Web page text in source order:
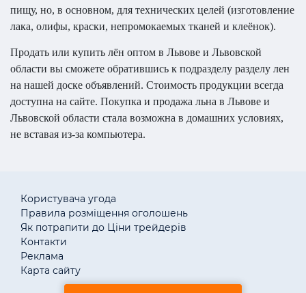
пищу, но, в основном, для технических целей (изготовление
лака, олифы, краски, непромокаемых тканей и клеёнок).
Продать или купить лён оптом в Львове и Львовской
области вы сможете обратившись к подразделу разделу лен
на нашей доске объявлений. Стоимость продукции всегда
доступна на сайте. Покупка и продажа льна в Львове и
Львовской области стала возможна в домашних условиях,
не вставая из-за компьютера.
Користувача угода
Правила розміщення оголошень
Як потрапити до Ціни трейдерів
Контакти
Реклама
Карта сайту